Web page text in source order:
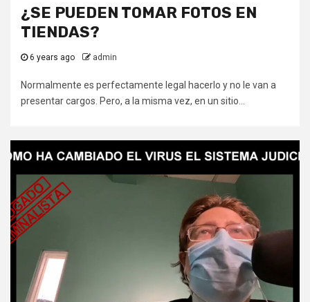
¿SE PUEDEN TOMAR FOTOS EN
TIENDAS?
6 years ago admin
Normalmente es perfectamente legal hacerlo y no le van a
presentar cargos. Pero, a la misma vez, en un sitio...